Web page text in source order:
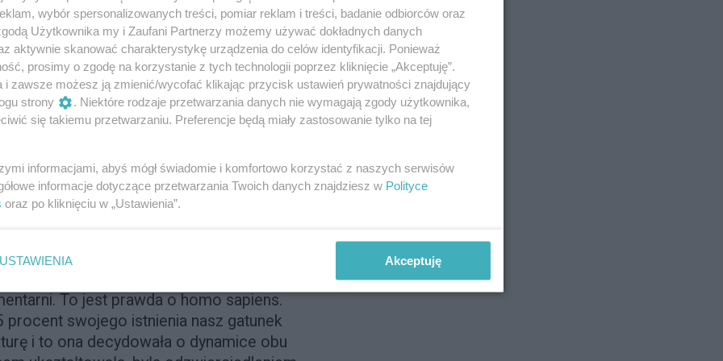
tylko mężczyzny, przecież bezradność
Powiem pani zresztą,
krytycyzmem przyglądam się
genderyzacji homo sapiens
Coraz silniejsza atomizacja ludzi
nas do rozumienia samych siebie,
rzeczy kobiety i mężczyźni przeżywają
radykalnej polaryzacji, z której
czy gorszą płeć. Oddzielnie jesteśmy
To jest prawda o homo sapiens.
procent swojego istnienia nasz gatunek
i to ona decydowała o dynamice obu
wybór spersonalizowanych treści, pomiar reklam i treści, badanie odbiorców oraz
Użytkownika my i Zaufani Partnerzy możemy używać dokładnych danych
aktywnie skanować charakterystykę urządzenia do celów identyfikacji. Ponieważ
prosimy o zgodę na korzystanie z tych technologii poprzez kliknięcie „Akceptuję”.
i zawsze możesz ją zmienić/wycofać klikając przycisk ustawień prywatności znajdujący
strony
. Niektóre rodzaje przetwarzania danych nie wymagają zgody użytkownika,
się takiemu przetwarzaniu. Preferencje będą miały zastosowanie tylko na tej
informacjami, abyś mógł świadomie i komfortowo korzystać z naszych serwisów
informacje dotyczące przetwarzania Twoich danych znajdziesz w Polityce
oraz po kliknięciu w „Ustawienia”.
USTAWIENIA Akceptuję